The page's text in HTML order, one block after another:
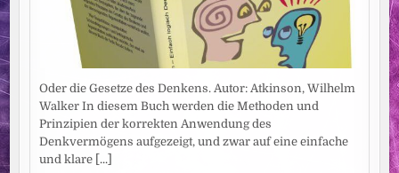
Oder die Gesetze des Denkens. Autor: Atkinson, Wilhelm
Walker In diesem Buch werden die Methoden und
Prinzipien der korrekten Anwendung des
Denkvermögens aufgezeigt, und zwar auf eine einfache
und klare [...]